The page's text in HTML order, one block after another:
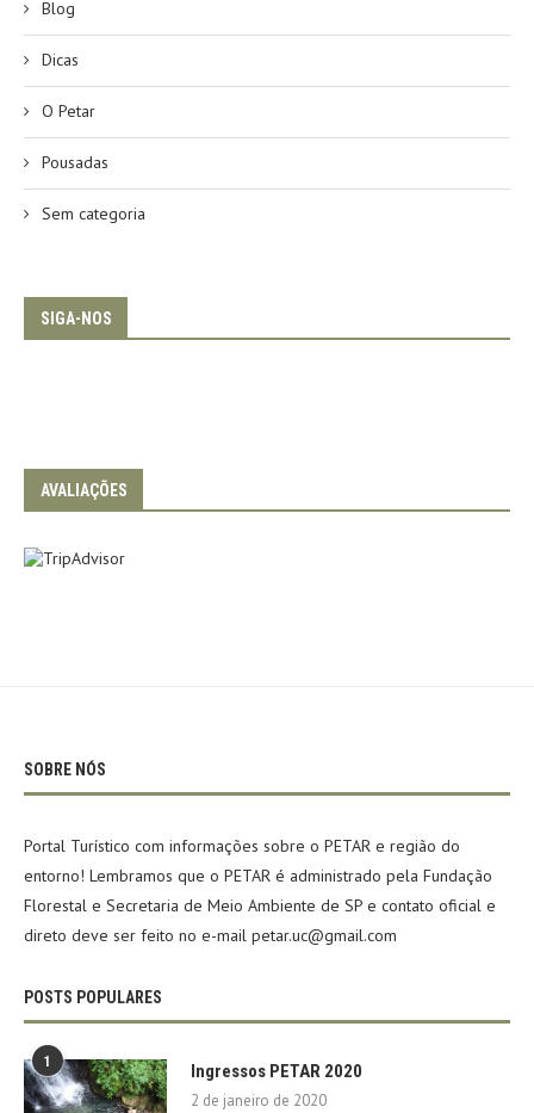
Blog
Dicas
O Petar
Pousadas
Sem categoria
SIGA-NOS
AVALIAÇÕES
SOBRE NÓS
Portal Turístico com informações sobre o PETAR e região do
entorno! Lembramos que o PETAR é administrado pela Fundação
Florestal e Secretaria de Meio Ambiente de SP e contato oficial e
direto deve ser feito no e-mail petar.uc@gmail.com
POSTS POPULARES
1 Ingressos PETAR 2020
2 de janeiro de 2020